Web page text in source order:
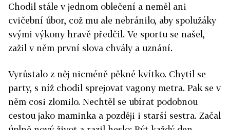
Chodil stále v jednom oblečení a neměl ani
cvičební úbor, což mu ale nebránilo, aby spolužáky
svými výkony hravě předčil. Ve sportu se našel,
zažil v něm první slova chvály a uznání.
Vyrůstalo z něj nicméně pěkné kvítko. Chytil se
party, s níž chodil sprejovat vagony metra. Pak se v
něm cosi zlomilo. Nechtěl se ubírat podobnou
cestou jako maminka a později i starší sestra. Začal